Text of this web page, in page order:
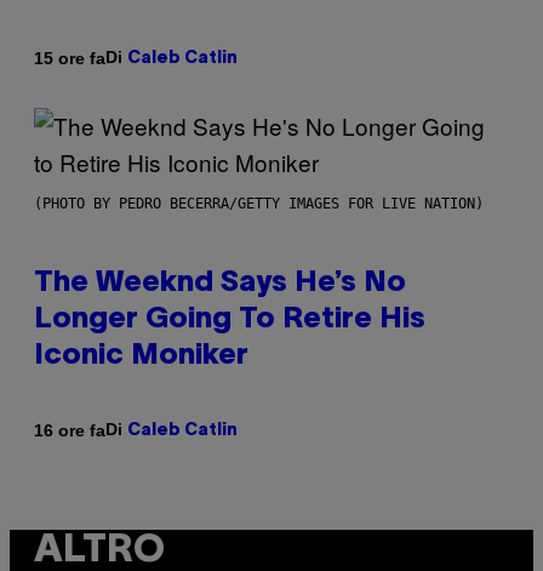
15 ore faDi Caleb Catlin
(PHOTO BY PEDRO BECERRA/GETTY IMAGES FOR LIVE NATION)
The Weeknd Says He’s No
Longer Going To Retire His
Iconic Moniker
16 ore faDi Caleb Catlin
ALTRO